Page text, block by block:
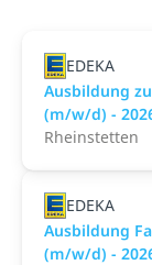
EDEKA
Ausbildung
(m/w/d) -
Rheinstetten
EDEKA
Ausbildung
(m/w/d) -